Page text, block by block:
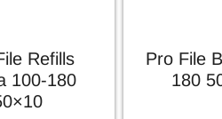
Refills
100-180
Pro File
180